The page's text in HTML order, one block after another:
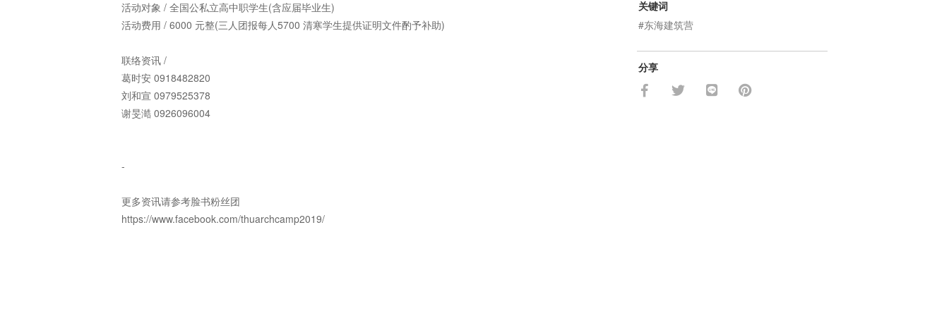
活动对象 / 全国公私立高中职学生(含应届毕业生)
活动费用 / 6000 元整(三人团报每人5700 清寒学生提供证明文件酌予补助)
联络资讯 /
葛时安 0918482820
刘和宣 0979525378
谢旻澔 0926096004
-
更多资讯请参考脸书粉丝团
https://www.facebook.com/thuarchcamp2019/
关键词
#东海建筑营
分享